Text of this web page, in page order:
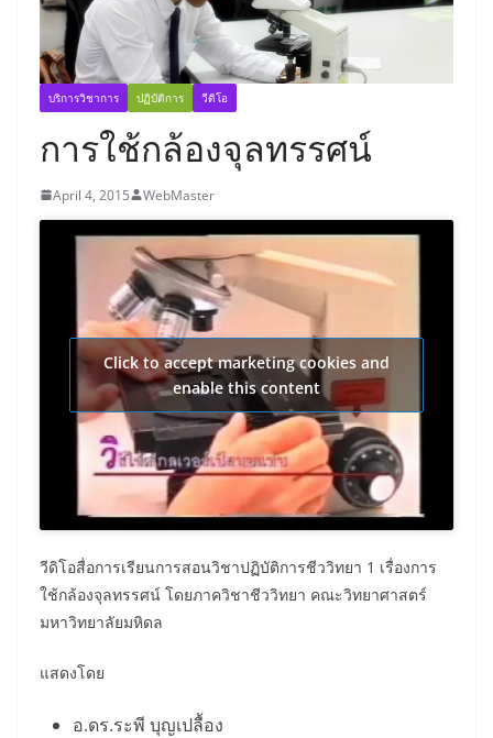
บริการวิชาการ ปฏิบัติการ วีดิโอ
การใช้กล้องจุลทรรศน์
April 4, 2015 WebMaster
Click to accept marketing cookies and
enable this content
วีดิโอสื่อการเรียนการสอนวิชาปฏิบัติการชีววิทยา 1 เรื่องการ
ใช้กล้องจุลทรรศน์ โดยภาควิชาชีววิทยา คณะวิทยาศาสตร์
มหาวิทยาลัยมหิดล
แสดงโดย
อ.ดร.ระพี บุญเปลื้อง